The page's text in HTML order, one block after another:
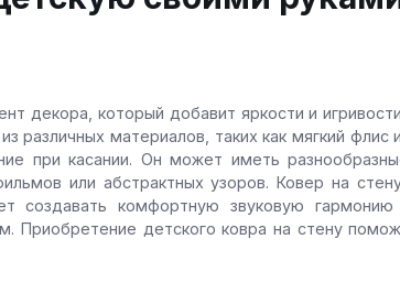
декора, который добавит яркости и
различных материалов, таких как мягкий флис
при касании. Он может иметь
или абстрактных узоров. Ковер на
создавать комфортную звуковую
Приобретение детского ковра на стену